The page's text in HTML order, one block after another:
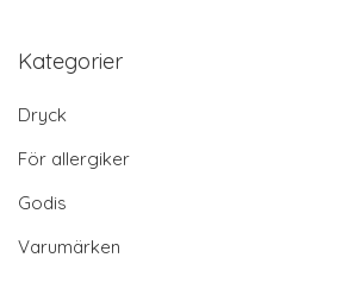
Kategorier
Dryck
För allergiker
Godis
Varumärken